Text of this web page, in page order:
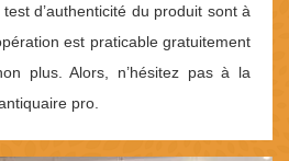
d’authenticité du produit sont à
est praticable gratuitement
plus. Alors, n’hésitez pas à la
pro.